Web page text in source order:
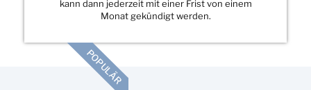
kann dann jederzeit mit einer Frist von einem
Monat gekündigt werden.
POPULÄR